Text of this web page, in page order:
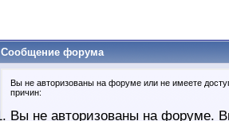
Сообщение форума
Вы не авторизованы на форуме или не имеете
причин:
Вы не авторизованы на форуме.